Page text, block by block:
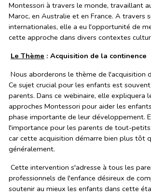
Montessori à travers le monde, travaillant
Maroc, en Australie et en France. A travers
internationales, elle a eu l'opportunité de
cette approche dans divers contextes
Le Thème : Acquisition de la continence
Nous aborderons le thème de l'acquisition
Ce sujet crucial pour les enfants est
parents. Dans ce webinaire, elle expliquera
approches Montessori pour aider les
phase importante de leur développement.
l'importance pour les parents de tout-
car cette acquisition démarre bien plus tôt
généralement.
Cette intervention s'adresse à tous les
professionnels de l'enfance désireux de
soutenir au mieux les enfants dans cette